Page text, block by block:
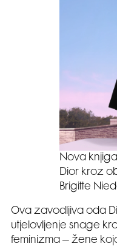
Nova
Dior kroz
Brigitte
Ova zavodljiva oda
utjelovljenje snage
feminizma – žene